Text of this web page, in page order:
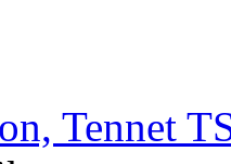
Tennet